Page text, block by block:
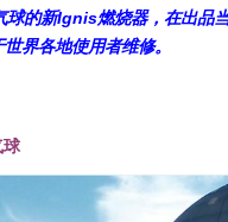
的新Ignis燃烧器，在出品
界各地使用者维修。